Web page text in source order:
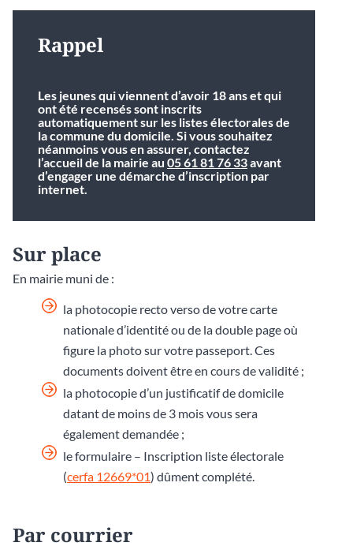
Rappel
Les jeunes qui viennent d’avoir 18 ans et qui
ont été recensés sont inscrits
automatiquement sur les listes électorales de
la commune du domicile. Si vous souhaitez
néanmoins vous en assurer, contactez
l’accueil de la mairie au 05 61 81 76 33avant
d’engager une démarche d’inscription par
internet.
Sur place
En mairie muni de :
la photocopie recto verso de votre carte
nationale d’identité ou de la double page où
figure la photo sur votre passeport. Ces
documents doivent être en cours de validité ;
la photocopie d’un justificatif de domicile
datant de moins de 3 mois vous sera
également demandée ;
le formulaire – Inscription liste électorale
(cerfa 12669*01) dûment complété.
Par courrier